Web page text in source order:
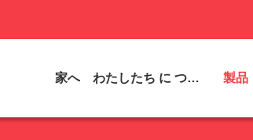
家へ わたしたち に つい て 製品